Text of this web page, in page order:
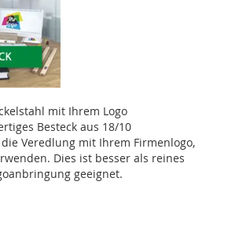
mit Ihrem Logo
Besteck aus 18/10
Veredlung mit Ihrem Firmenlogo,
Dies ist besser als reines
geeignet.